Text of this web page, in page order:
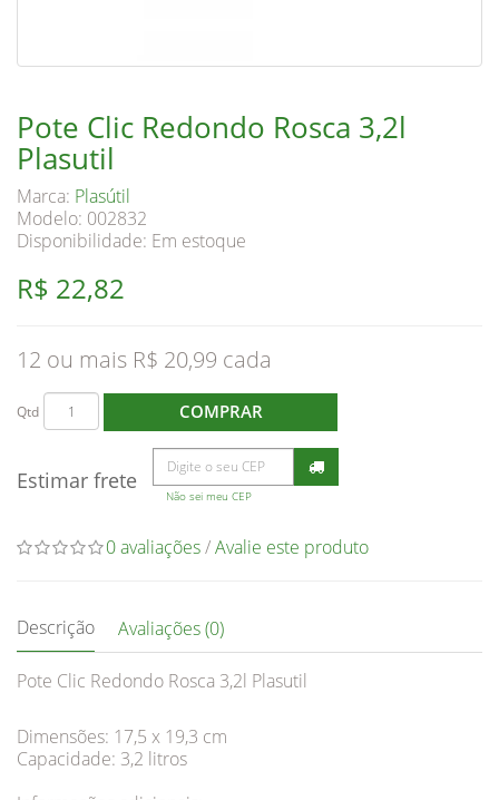
Pote Clic Redondo Rosca 3,2l
Plasutil
Marca: Plasútil
Modelo: 002832
Disponibilidade: Em estoque
R$ 22,82
12 ou mais R$ 20,99
Qtd COMPRAR
Estimar frete
Não sei meu CEP
0 avaliações/Avalie este produto
Descrição Avaliações (0)
Pote Clic Redondo Rosca 3,2l Plasutil
Dimensões: 17,5 x 19,3 cm
Capacidade: 3,2 litros